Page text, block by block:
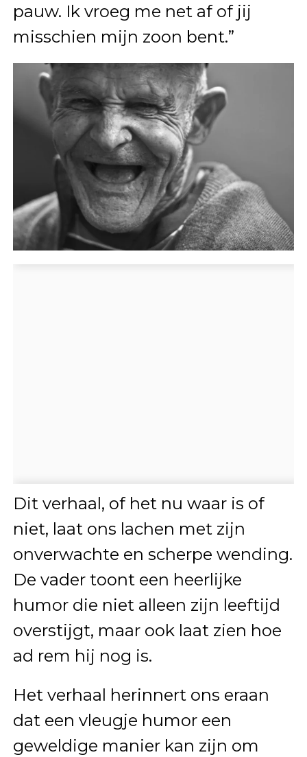
pauw. Ik vroeg me net af of jij
misschien mijn zoon bent.”
Dit verhaal, of het nu waar is of
niet, laat ons lachen met zijn
onverwachte en scherpe wending.
De vader toont een heerlijke
humor die niet alleen zijn leeftijd
overstijgt, maar ook laat zien hoe
ad rem hij nog is.
Het verhaal herinnert ons eraan
dat een vleugje humor een
geweldige manier kan zijn om